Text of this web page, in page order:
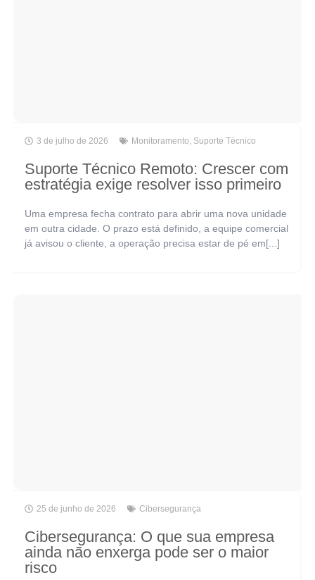
3 de julho de 2026 Monitoramento Suporte Técnico
Suporte Técnico Remoto: Crescer com
estratégia exige resolver isso primeiro
Uma empresa fecha contrato para abrir uma nova unidade
em outra cidade. O prazo está definido, a equipe comercial
já avisou o cliente, a operação precisa estar de pé em[...]
25 de junho de 2026 Cibersegurança
Cibersegurança: O que sua empresa
ainda não enxerga pode ser o maior
risco